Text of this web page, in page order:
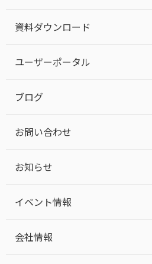
資料ダウンロード
ユーザーポータル
ブログ
お問い合わせ
お知らせ
イベント情報
会社情報